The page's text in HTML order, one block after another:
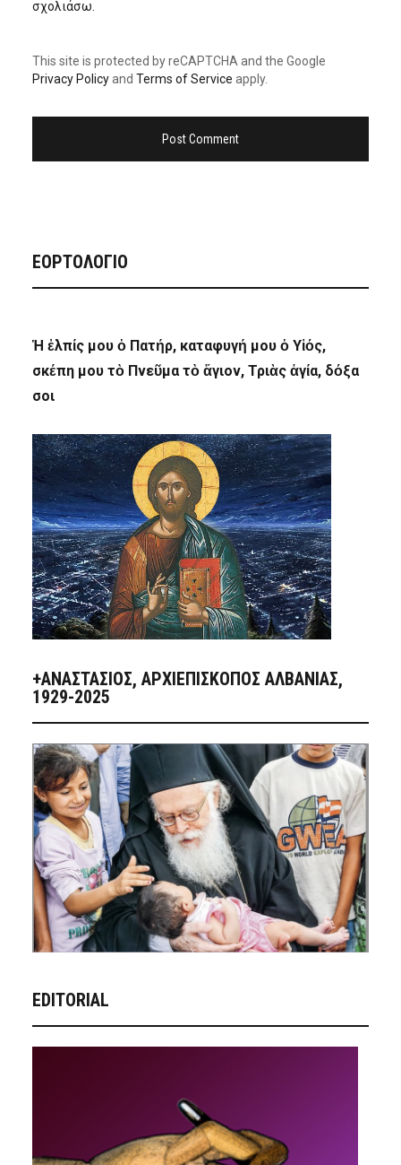
σχολιάσω.
This site is protected by reCAPTCHA and the Google
Privacy Policyand Terms of Service apply.
ΕΟΡΤΟΛΟΓΙΟ
Ἡ ἐλπίς μου ὁ Πατήρ, καταφυγή μου ὁ Υἱός,
σκέπη μου τὸ Πνεῦμα τὸ ἅγιον, Τριὰς ἁγία, δόξα
σοι
+ΑΝΑΣΤΆΣΙΟΣ, ΑΡΧΙΕΠΊΣΚΟΠΟΣ ΑΛΒΑΝΊΑΣ,
1929-2025
EDITORIAL